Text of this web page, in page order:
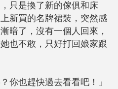
只是換了新的傢俱和床
新買的名牌裙裝，突然感
暗了，沒有一個人回來，
也不敢，只好打回娘家跟
也趕快過去看看吧！」